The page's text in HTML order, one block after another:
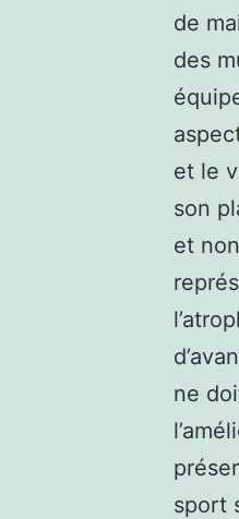
de
des
et le
son
et
ne
sport